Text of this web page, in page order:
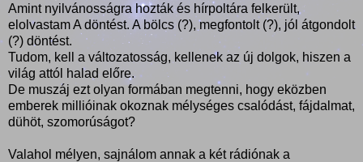
Amint nyilvánosságra hozták és hírpoltára felkerült,
elolvastam A döntést. A bölcs (?), megfontolt (?), jól átgondolt
(?) döntést.
Tudom, kell a változatosság, kellenek az új dolgok, hiszen a
világ attól halad előre.
De muszáj ezt olyan formában megtenni, hogy eközben
emberek millióinak okoznak mélységes csalódást, fájdalmat,
dühöt, szomorúságot?
Valahol mélyen, sajnálom annak a két rádiónak a